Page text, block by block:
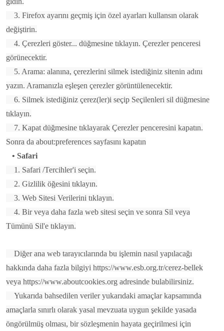
3. Firefox ayarını geçmiş için özel ayarları kullansın olarak
değiştirin.
4. Çerezleri göster... düğmesine tıklayın. Çerezler penceresi
görünecektir.
5. Arama: alanına, çerezlerini silmek istediğiniz sitenin adını
yazın. Aramanızla eşleşen çerezler görüntülenecektir.
6. Silmek istediğiniz çerez(ler)i seçip Seçilenleri sil düğmesine
tıklayın.
7. Kapat düğmesine tıklayarak Çerezler penceresini kapatın.
Sonra da about:preferences sayfasını kapatın
• Safari
1. Safari /Tercihler'i seçin.
2. Gizlilik öğesini tıklayın.
3. Web Sitesi Verilerini tıklayın.
4. Bir veya daha fazla web sitesi seçin ve sonra Sil veya
Tümünü Sil'e tıklayın.
Diğer ana web tarayıcılarında bu işlemin nasıl yapılacağı
hakkında daha fazla bilgiyi https://www.esb.org.tr/cerez-bellek
veya https://www.aboutcookies.org adresinde bulabilirsiniz.
Yukarıda bahsedilen veriler yukarıdaki amaçlar kapsamında
amaçlarla sınırlı olarak yasal mevzuata uygun şekilde yasada
öngörülmüş olması, bir sözleşmenin hayata geçirilmesi için